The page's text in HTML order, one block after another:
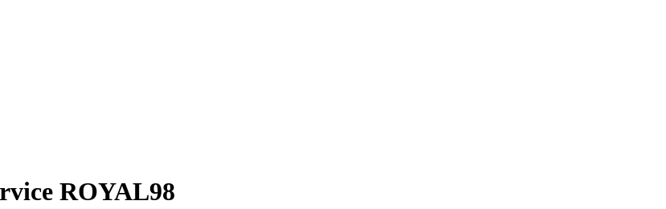
ROYAL98